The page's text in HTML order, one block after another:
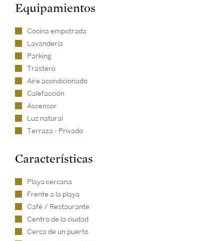
Equipamientos
Cocina empotrada
Lavandería
Parking
Trastero
Aire acondicionado
Calefacción
Ascensor
Luz natural
Terraza - Privado
Características
Playa cercana
Frente a la playa
Café / Restaurante
Centro de la ciudad
Cerca de un puerto